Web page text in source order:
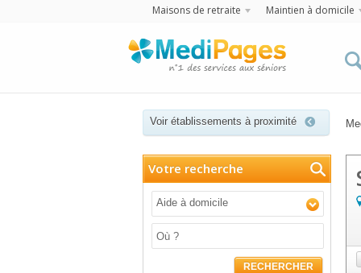
Maisons de retraite Maintien à domicile
Voir établissements à proximité
Votre recherche
Aide à domicile
RECHERCHER